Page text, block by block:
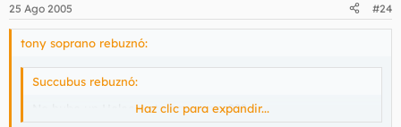
25 Ago 2005 #24
tony soprano rebuznó:
Succubus rebuznó:
No hubo un Holocausto hace poco???
Haz clic para expandir...